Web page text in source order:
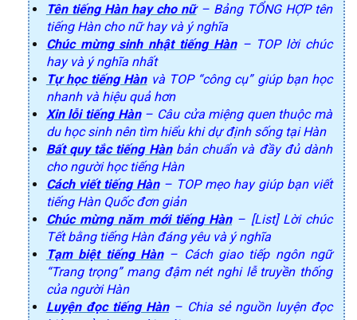
Tên tiếng Hàn hay cho nữ– Bảng TỔNG HỢP tên
tiếng Hàn cho nữ hay và ý nghĩa
Chúc mừng sinh nhật tiếng Hàn– TOP lời chúc
hay và ý nghĩa nhất
Tự học tiếng Hànvà TOP “công cụ” giúp bạn học
nhanh và hiệu quả hơn
Xin lỗi tiếng Hàn– Câu cửa miệng quen thuộc mà
du học sinh nên tìm hiểu khi dự định sống tại Hàn
Bất quy tắc tiếng Hànbản chuẩn và đầy đủ dành
cho người học tiếng Hàn
Cách viết tiếng Hàn– TOP mẹo hay giúp bạn viết
tiếng Hàn Quốc đơn giản
Chúc mừng năm mới tiếng Hàn– [List] Lời chúc
Tết bằng tiếng Hàn đáng yêu và ý nghĩa
Tạm biệt tiếng Hàn– Cách giao tiếp ngôn ngữ
“Trang trọng” mang đậm nét nghi lễ truyền thống
của người Hàn
Luyện đọc tiếng Hàn– Chia sẻ nguồn luyện đọc